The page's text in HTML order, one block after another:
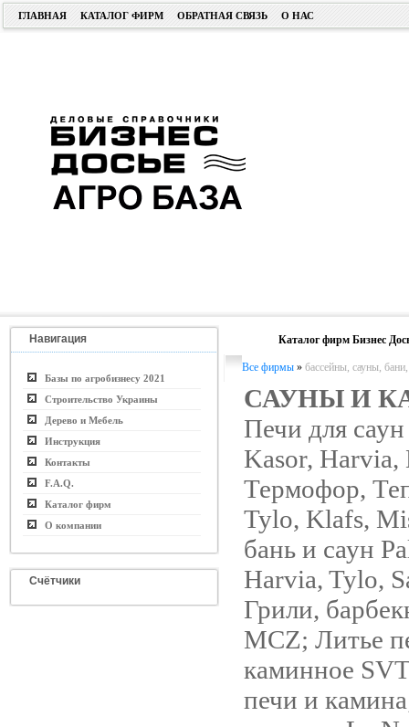
ГЛАВНАЯ КАТАЛОГ ФИРМ ОБРАТНАЯ СВЯЗЬ О НАС
Навигация
Базы по агробизнесу 2021
Строительство Украины
Дерево и Мебель
Инструкция
Контакты
F.A.Q.
Каталог фирм
О компании
Счётчики
Каталог фирм Бизнес
Все фирмы » бассейны, сауны,
САУНЫ И
Печи для
Kasor, Harvia,
Термофор,
Tylo, Klafs,
бань и саун
Harvia, Tylo,
Грили,
MCZ; Литье
каминное
печи и